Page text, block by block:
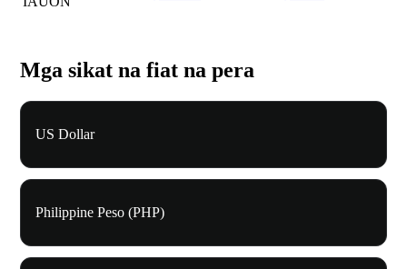
Mga sikat na fiat na pera
US Dollar
Philippine Peso (PHP)